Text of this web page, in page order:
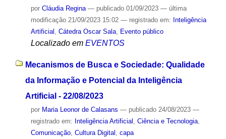
por Cláudia Regina — publicado01/09/2023 — última
modificação21/09/2023 15:02 — registrado em: Inteligência
Artificial , Cátedra Oscar Sala, Evento público
Localizado em EVENTOS
Mecanismos de Busca e Sociedade: Qualidade
da Informação e Potencial da Inteligência
Artificial - 22/08/2023
por Maria Leonor de Calasans — publicado24/08/2023 —
registrado em: Inteligência Artificial Ciência e Tecnologia,
Comunicação, Cultura Digital capa